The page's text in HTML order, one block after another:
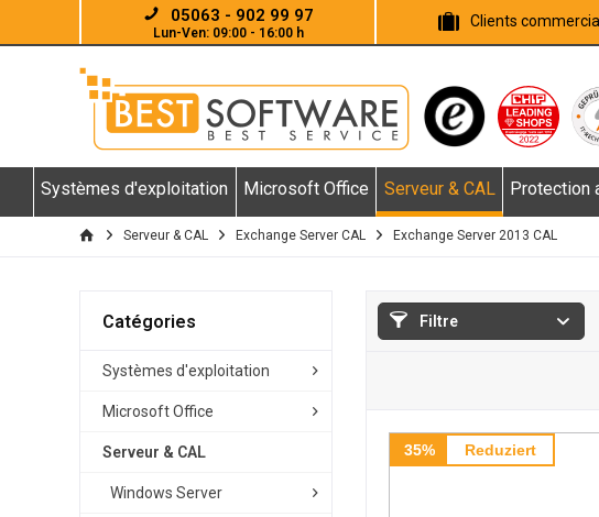
05063 - 902 99 97
Lun-Ven: 09:00 - 16:00 h
Clients
Systèmes d'exploitation Microsoft Office Serveur & CAL Protection
Serveur & CAL Exchange Server CAL Exchange Server 2013 CAL
Catégories
Systèmes d'exploitation
Microsoft Office
Serveur & CAL
Windows Server
Filtre
35% Reduziert